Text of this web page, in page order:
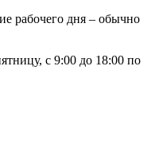
рабочего дня – обычно
с 9:00 до 18:00 по